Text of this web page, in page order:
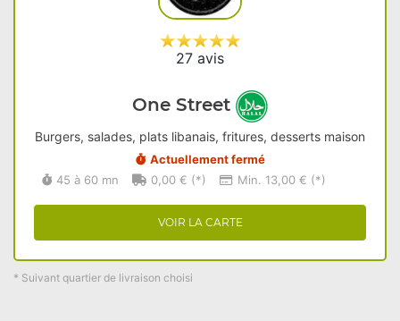
27 avis
One Street
Burgers, salades, plats libanais, fritures, desserts maison
Actuellement fermé
45 à 60 mn
0,00 € (*) Min. 13,00 € (*)
VOIR LA CARTE
* Suivant quartier de livraison choisi